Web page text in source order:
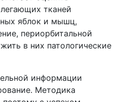
тканей
яблок и мышц,
периорбитальной
в них патологические
информации
Методика